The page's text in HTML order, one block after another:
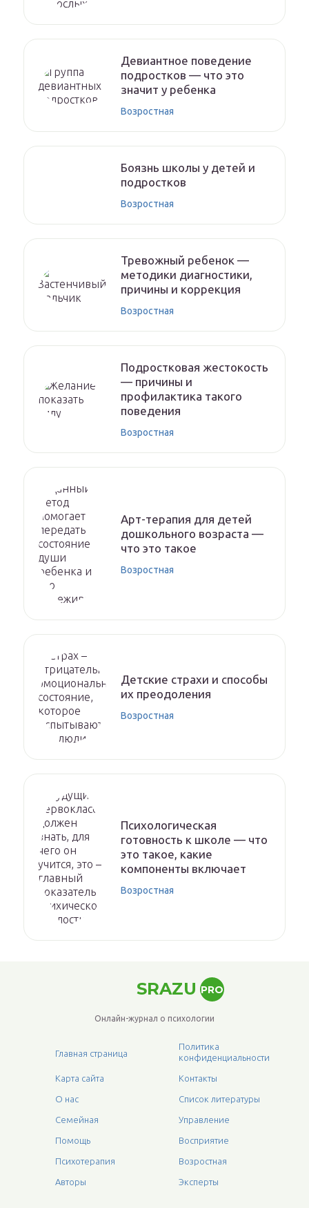
Девиантное поведение
подростков — что это
значит у ребенка
Возростная
Боязнь школы у детей и
подростков
Возростная
Тревожный ребенок —
методики диагностики,
причины и коррекция
Возростная
Подростковая жестокость
— причины и
профилактика такого
поведения
Возростная
Арт-терапия для детей
дошкольного возраста —
что это такое
Возростная
Детские страхи и способы
их преодоления
Возростная
Психологическая
готовность к школе — что
это такое, какие
компоненты включает
Возростная
SRAZU PRO
Онлайн-журнал о психологии
Главная страница
Политика
конфиденциальности
Карта сайта Контакты
О нас Список литературы
Семейная Управление
Помощь Восприятие
Психотерапия Возростная
Авторы Эксперты